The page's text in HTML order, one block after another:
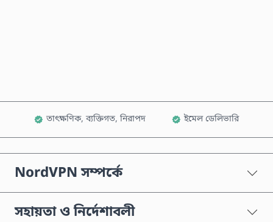
তাৎক্ষণিক, ব্যক্তিগত, নিরাপদ ইমেল ডেলিভারি
NordVPN সম্পর্কে
সহায়তা ও নির্দেশাবলী